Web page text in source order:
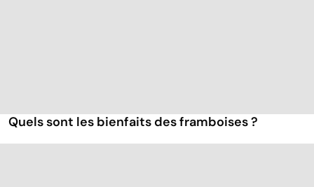
Quels sont les bienfaits des framboises ?